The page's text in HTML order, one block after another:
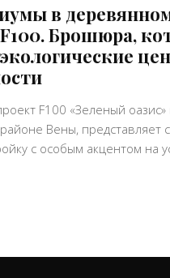
в
Брошюра,
F100 «Зеленый оазис»
Вены, представляет
с особым акцентом на